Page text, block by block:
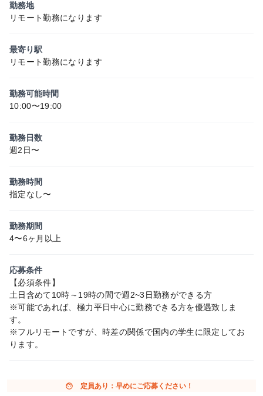
勤務地
リモート勤務になります
最寄り駅
リモート勤務になります
勤務可能時間
10:00〜19:00
勤務日数
週2日〜
勤務時間
指定なし〜
勤務期間
4〜6ヶ月以上
応募条件
【必須条件】
土日含めて10時～19時の間で週2~3日勤務ができる方
※可能であれば、極力平日中心に勤務できる方を優遇致しま
す。
※フルリモートですが、時差の関係で国内の学生に限定してお
ります。
face 定員あり：早めにご応募ください！